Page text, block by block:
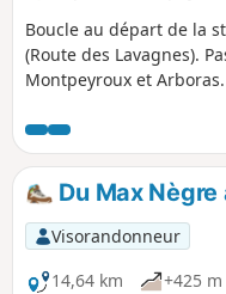
Boucle au départ de la
(Route des Lavagnes).
Montpeyroux et
la Voie d'Arles). Deux
peuvent être évitées et
boucle de 3 km environ.
Du Max
Visorandonneur
14,64 km
+425 m